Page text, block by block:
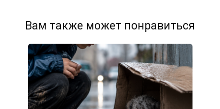
Вам также может понравиться